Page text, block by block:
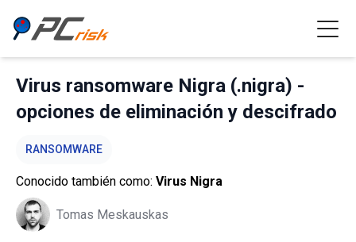
Virus ransomware Nigra (.nigra) -
opciones de eliminación y descifrado
RANSOMWARE
Conocido también como: Virus Nigra
Tomas Meskauskas